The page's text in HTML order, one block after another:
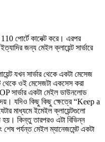
110 পোর্টে কানেক্ট করে। এরপর
জন্য মেইল ক্লায়েন্ট সার্ভারে
যখন সার্ভার থেকে একটা মেসেজ
ওই মেসেজটা একসেস করা
সার্ভার একটা মেইল ডাউনলোড
যদিও কিছু কিছু ক্ষেত্রে “Keep a
মাধ্যমে ইমেইল ক্লায়েন্টগুলো
হয়। কিন্তু তারপরও এটা বিভিন্ন
শেষ পর্যন্ত মেইল ম্যানেজমেন্ট একটা